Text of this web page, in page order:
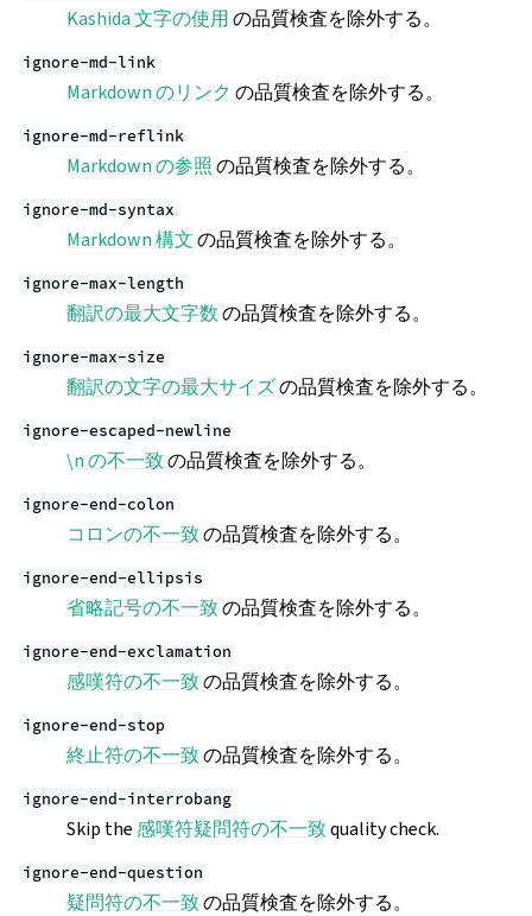
Kashida 文字の使用の品質検査を除外する。
ignore-md-link
Markdown のリンク の品質検査を除外する。
ignore-md-reflink
Markdown の参照の品質検査を除外する。
ignore-md-syntax
Markdown 構文の品質検査を除外する。
ignore-max-length
翻訳の最大文字数の品質検査を除外する。
ignore-max-size
翻訳の文字の最大サイズの品質検査を除外する。
ignore-escaped-newline
\n の不一致の品質検査を除外する。
ignore-end-colon
コロンの不一致の品質検査を除外する。
ignore-end-ellipsis
省略記号の不一致の品質検査を除外する。
ignore-end-exclamation
感嘆符の不一致の品質検査を除外する。
ignore-end-stop
終止符の不一致の品質検査を除外する。
ignore-end-interrobang
Skip the感嘆符疑問符の不一致quality check.
ignore-end-question
疑問符の不一致の品質検査を除外する。